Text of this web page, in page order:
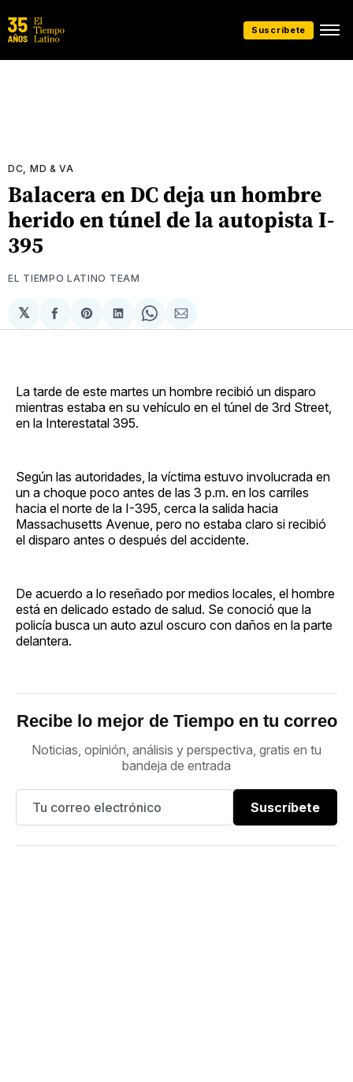
Suscríbete
DC, MD & VA
Balacera en DC deja un hombre
herido en túnel de la autopista I-
395
EL TIEMPO LATINO TEAM
𝕏
Compartir
en
Share
on
Compartir
en
Share
on
Compartir
via
La tarde de este martes un hombre recibió un disparo
mientras estaba en su vehículo en el túnel de 3rd Street,
en la Interestatal 395.
Según las autoridades, la víctima estuvo involucrada en
un a choque poco antes de las 3 p.m. en los carriles
hacia el norte de la I-395, cerca la salida hacia
Massachusetts Avenue, pero no estaba claro si recibió
el disparo antes o después del accidente.
De acuerdo a lo reseñado por medios locales, el hombre
está en delicado estado de salud. Se conoció que la
policía busca un auto azul oscuro con daños en la parte
delantera.
Recibe lo mejor de Tiempo en tu correo
Noticias, opinión, análisis y perspectiva, gratis en tu
bandeja de entrada
Suscríbete